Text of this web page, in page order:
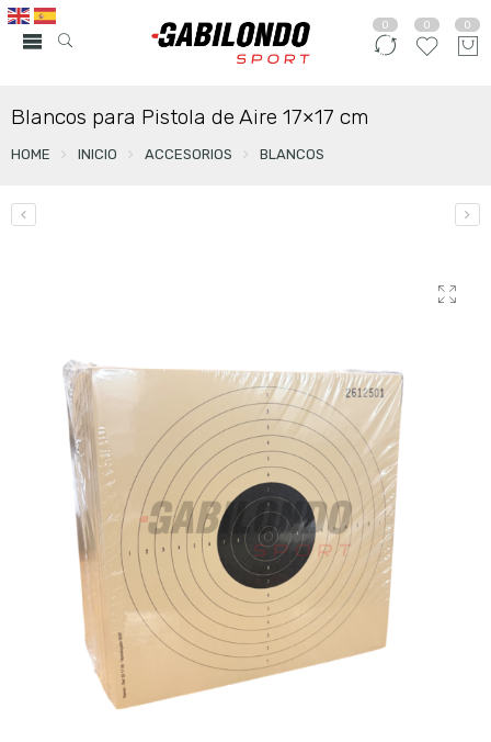
0 0 0
Blancos para Pistola de Aire 17×17 cm
HOME INICIO ACCESORIOS BLANCOS